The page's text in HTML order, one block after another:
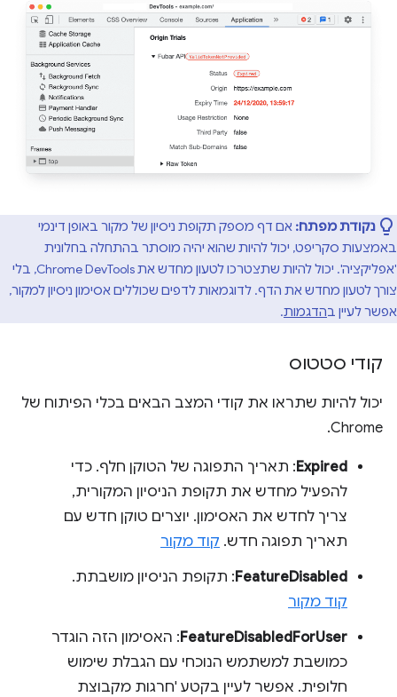
נקודת מפתח: אם דף מספק תקופת ניסיון של מקור באופן דינמי
באמצעות סקריפט, יכול להיות שהוא יהיה מוסתר בהתחלה בחלונית
'אפליקציה'. יכול להיות שתצטרכו לטעון מחדש את Chrome DevTools, בלי
צורך לטעון מחדש את הדף. לדוגמאות לדפים שכוללים אסימון ניסיון למקור,
אפשר לעיין בהדגמות.
קודי סטטוס
יכול להיות שתראו את קודי המצב הבאים בכלי הפיתוח של
Chrome.
Expired: תאריך התפוגה של הטוקן חלף. כדי
להפעיל מחדש את תקופת הניסיון המקורית,
צריך לחדש את האסימון. יוצרים טוקן חדש עם
תאריך תפוגה חדש. קוד מקור
FeatureDisabled: תקופת הניסיון מושבתת.
קוד מקור
FeatureDisabledForUser: האסימון הזה הוגדר
כמושבת למשתמש הנוכחי עם הגבלת שימוש
חלופית. אפשר לעיין בקטע 'חרגות מקבוצת